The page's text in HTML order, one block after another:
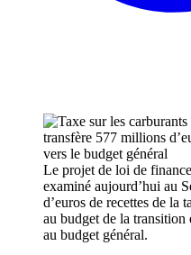
Le projet de loi de
examiné aujourd’hui au
d’euros de recettes de la
au budget de la
au budget général.